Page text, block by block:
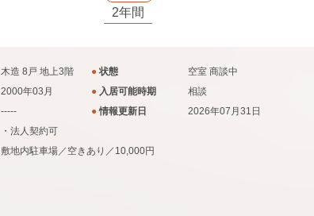
2年間
木造 8戸 地上3階 ●状態 空室 商談中
2000年03月 ● 入居可能時期
相談
----- ●情報更新日
2026年07月31日
・法人契約可
敷地内駐車場／空きあり／10,000円